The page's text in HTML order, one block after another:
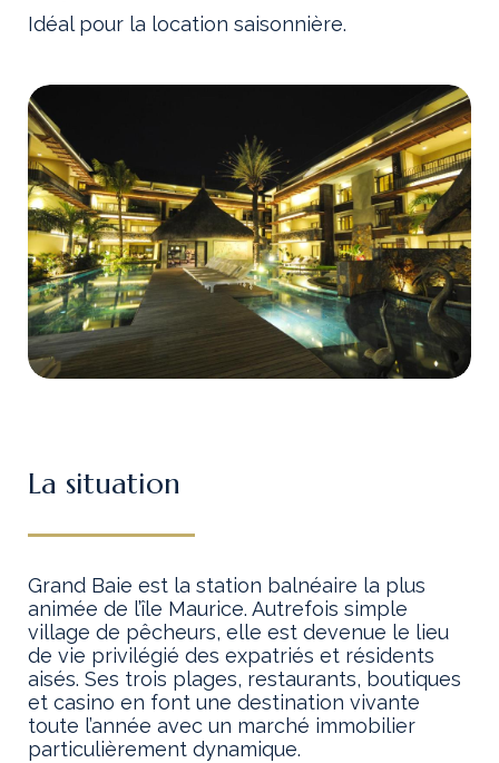
Idéal pour la location saisonnière.
La situation
Grand Baie est la station balnéaire la plus
animée de l’île Maurice. Autrefois simple
village de pêcheurs, elle est devenue le lieu
de vie privilégié des expatriés et résidents
aisés. Ses trois plages, restaurants, boutiques
et casino en font une destination vivante
toute l’année avec un marché immobilier
particulièrement dynamique.